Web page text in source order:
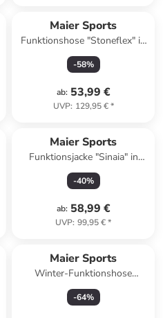
Maier Sports
Funktionshose "Stoneflex" in
Khaki
-58%
ab: 53,99 €
UVP: 129,95 €*
Maier Sports
Funktionsjacke "Sinaia" in
Dunkelblau
-40%
ab: 58,99 €
UVP: 99,95 €*
Maier Sports
Winter-Funktionshose
"Helga" in Pflaume
-64%